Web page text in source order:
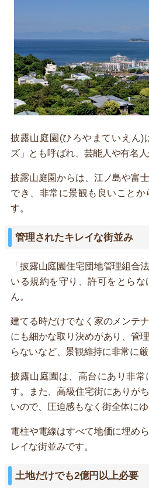
披露山庭園(ひろやまていえん)
ズ」とも呼ばれ、芸能人や有名
披露山庭園からは、江ノ島や富
でき、非常に景観も良いことか
す。
管理されたキレイな街並み
「披露山庭園住宅団地管理組合
いる規約を守り、許可をとら
ん。
建てる時だけでなく家のメンテ
にも細かな取り決めがあり、管
らないなど、景観維持に非常に
披露山庭園は、高台にあり非
す。また、高級住宅街にありが
いので、圧迫感もなく街全体に
電柱や電線はすべて地価に埋め
レイな街並みです。
土地だけでも2億円以上必要